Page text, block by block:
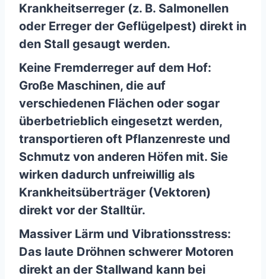
Krankheitserreger (z. B. Salmonellen
oder Erreger der Geflügelpest) direkt in
den Stall gesaugt werden.
Keine Fremderreger auf dem Hof:
Große Maschinen, die auf
verschiedenen Flächen oder sogar
überbetrieblich eingesetzt werden,
transportieren oft Pflanzenreste und
Schmutz von anderen Höfen mit. Sie
wirken dadurch unfreiwillig als
Krankheitsüberträger (Vektoren)
direkt vor der Stalltür.
Massiver Lärm und Vibrationsstress:
Das laute Dröhnen schwerer Motoren
direkt an der Stallwand kann bei